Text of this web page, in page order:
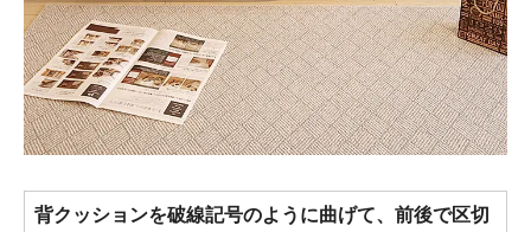
背クッションを破線記号のように曲げて、前後で区切